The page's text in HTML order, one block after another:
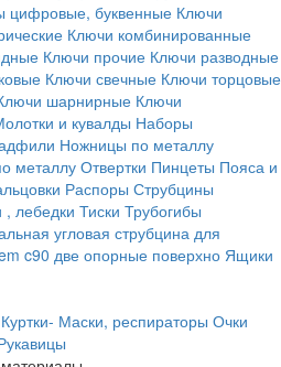
цифровые, буквенные Ключи
Ключи комбинированные
Ключи прочие Ключи разводные
Ключи свечные Ключи торцовые
шарнирные Ключи
и кувалды Наборы
Ножницы по металлу
металлу Отвертки Пинцеты Пояса и
Распоры Струбцины
, лебедки Тиски Трубогибы
угловая струбцина для
c90 две опорные поверхно Ящики
Куртки- Маски, респираторы Очки